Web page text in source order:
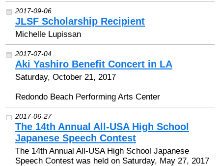
2017-09-06
JLSF Scholarship Recipient
Michelle Lupissan
2017-07-04
Aki Yashiro Benefit Concert in LA
Saturday, October 21, 2017
Redondo Beach Performing Arts Center
2017-06-27
The 14th Annual All-USA High School
Japanese Speech Contest
The 14th Annual All-USA High School Japanese
Speech Contest was held on Saturday, May 27, 2017